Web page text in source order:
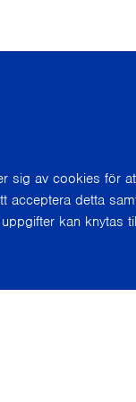
sig av cookies för
acceptera detta
kan knytas